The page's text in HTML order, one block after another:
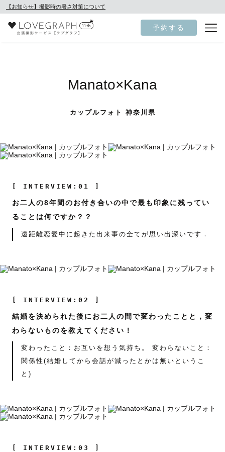
【お知らせ】撮影時の暑さ対策について
予約する
Manato×Kana
カップルフォト 神奈川県
[ INTERVIEW:01 ]
お二人の8年間のお付き合いの中で最も印象に残ってい
ることは何ですか？？
遠距離恋愛中に起きた出来事の全てが思い出深いです．
[ INTERVIEW:02 ]
結婚を決められた後にお二人の間で変わったことと，変
わらないものを教えてください！
変わったこと：お互いを想う気持ち。 変わらないこと：
関係性(結婚してから会話が減ったとかは無いというこ
と)
[ INTERVIEW:03 ]